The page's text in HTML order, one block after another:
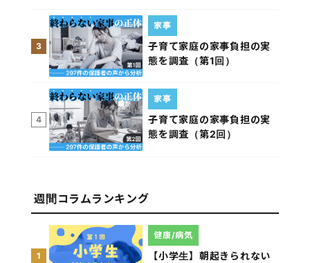
3
子育て家庭の家事負担の実
態を調査（第1回）
家事
4
子育て家庭の家事負担の実
態を調査（第2回）
家事
週間コラムランキング
1
【小学生】朝起きられない
健康/病気